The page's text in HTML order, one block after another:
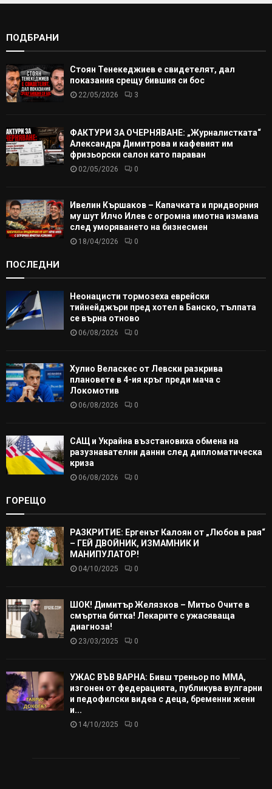
ПОДБРАНИ
Стоян Тенекеджиев е свидетелят, дал
показания срещу бившия си бос
22/05/2026 3
ФАКТУРИ ЗА ОЧЕРНЯВАНЕ: „Журналистката“
Александра Димитрова и кафевият им
фризьорски салон като параван
02/05/2026 0
Ивелин Кършаков – Капачката и придворния
му шут Илчо Илев с огромна имотна измама
след уморяването на бизнесмен
18/04/2026 0
ПОСЛЕДНИ
Неонацисти тормозеха еврейски
тийнейджъри пред хотел в Банско, тълпата
се върна отново
06/08/2026 0
Хулио Веласкес от Левски разкрива
плановете в 4-ия кръг преди мача с
Локомотив
06/08/2026 0
САЩ и Украйна възстановиха обмена на
разузнавателни данни след дипломатическа
криза
06/08/2026 0
ГОРЕЩО
РАЗКРИТИЕ: Ергенът Калоян от „Любов в рая“
– ГЕЙ ДВОЙНИК, ИЗМАМНИК И
МАНИПУЛАТОР!
04/10/2025 0
ШОК! Димитър Желязков – Митьо Очите в
смъртна битка! Лекарите с ужасяваща
диагноза!
23/03/2025 0
УЖАС ВЪВ ВАРНА: Бивш треньор по ММА,
изгонен от федерацията, публикува вулгарни
и педофилски видеа с деца, бременни жени
и...
14/10/2025 0